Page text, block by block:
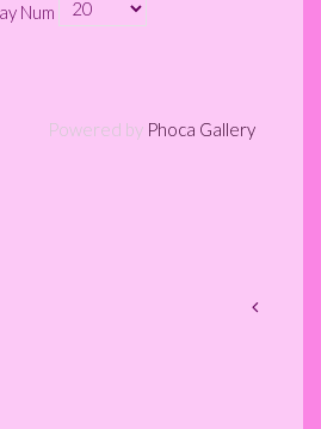
Num
Powered by Phoca Gallery